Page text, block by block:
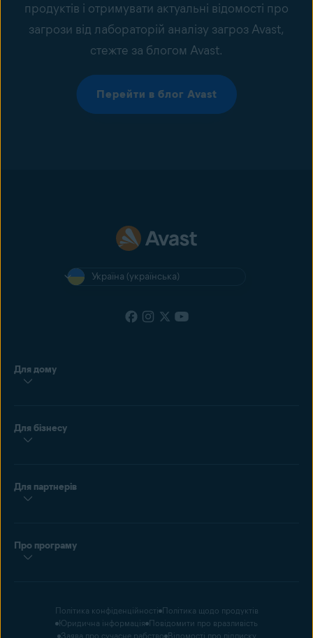
продуктів і отримувати актуальні відомості про
загрози від лабораторій аналізу загроз Avast,
стежте за блогом Avast.
Перейти в блог Avast
Україна (українська)
Для дому
Для бізнесу
Для партнерів
Про програму
Політика конфіденційності Політика щодо продуктів
Юридична інформація Повідомити про вразливість
Заява про сучасне рабство Відомості про підписку